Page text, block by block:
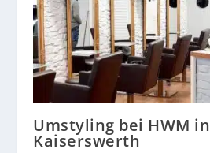
Umstyling bei HWM in
Kaiserswerth